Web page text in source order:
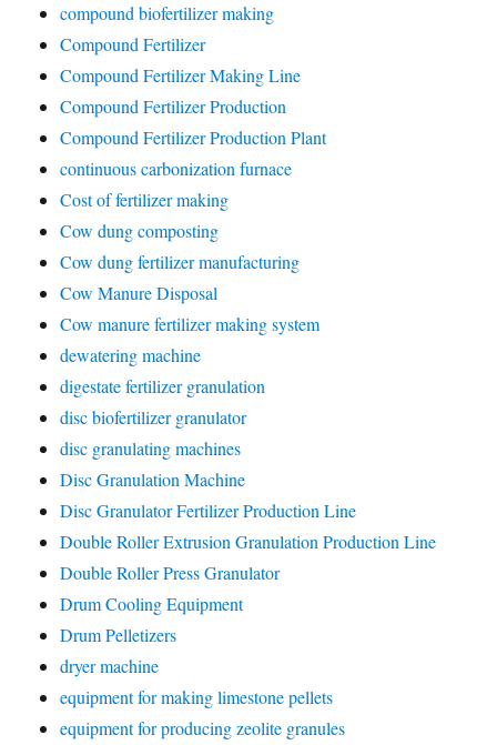
compound biofertilizer making
Compound Fertilizer
Compound Fertilizer Making Line
Compound Fertilizer Production
Compound Fertilizer Production Plant
continuous carbonization furnace
Cost of fertilizer making
Cow dung composting
Cow dung fertilizer manufacturing
Cow Manure Disposal
Cow manure fertilizer making system
dewatering machine
digestate fertilizer granulation
disc biofertilizer granulator
disc granulating machines
Disc Granulation Machine
Disc Granulator Fertilizer Production Line
Double Roller Extrusion Granulation Production Line
Double Roller Press Granulator
Drum Cooling Equipment
Drum Pelletizers
dryer machine
equipment for making limestone pellets
equipment for producing zeolite granules